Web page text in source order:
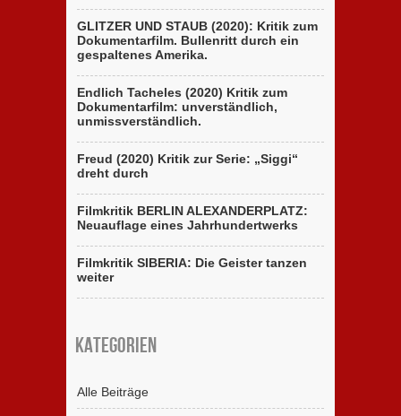
GLITZER UND STAUB (2020): Kritik zum
Dokumentarfilm. Bullenritt durch ein
gespaltenes Amerika.
Endlich Tacheles (2020) Kritik zum
Dokumentarfilm: unverständlich,
unmissverständlich.
Freud (2020) Kritik zur Serie: „Siggi“
dreht durch
Filmkritik BERLIN ALEXANDERPLATZ:
Neuauflage eines Jahrhundertwerks
Filmkritik SIBERIA: Die Geister tanzen
weiter
Kategorien
Alle Beiträge